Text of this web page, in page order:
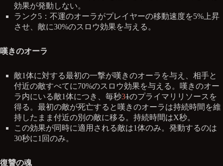
効果が発動しない。
ランク5：不運のオーラがプレイヤーの移動速度を5%上昇
させ、敵に30%のスロウ効果を与える。
嘆きのオーラ
敵1体に対する最初の一撃が嘆きのオーラを与え、相手と
付近の敵すべてに70%のスロウ効果を与える。嘆きのオー
ラ内にいる敵1体につき、毎秒31のプライマリリソースを
得る。最初の敵が死亡すると嘆きのオーラは持続時間を維
持したまま付近の別の敵に移る。持続時間はX秒。
この効果が同時に適用される敵は1体のみ。発動するのは
30秒に1回のみ。
復讐の魂